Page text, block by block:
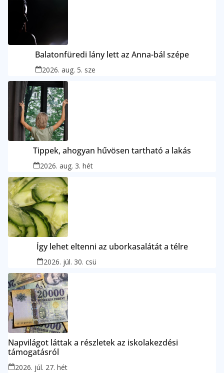
Balatonfüredi lány lett az Anna-bál szépe
2026. aug. 5. sze
Tippek, ahogyan hűvösen tartható a lakás
2026. aug. 3. hét
Így lehet eltenni az uborkasalátát a télre
2026. júl. 30. csü
Napvilágot láttak a részletek az iskolakezdési
támogatásról
2026. júl. 27. hét